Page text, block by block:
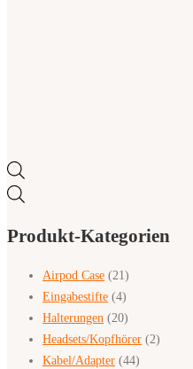
Produkt-Kategorien
Airpod Case (21)
Eingabestifte (4)
Halterungen (20)
Headsets/Kopfhörer (2)
Kabel/Adapter (44)